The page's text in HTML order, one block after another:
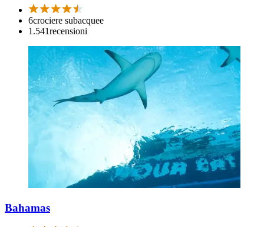
6crociere subacquee
1.541recensioni
Bahamas